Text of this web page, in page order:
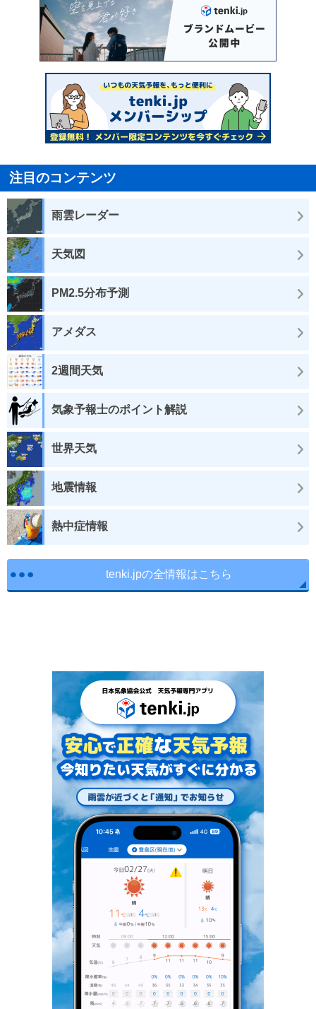
注目のコンテンツ
雨雲レーダー
天気図
PM2.5分布予測
アメダス
2週間天気
気象予報士のポイント解説
世界天気
地震情報
熱中症情報
tenki.jpの全情報はこちら